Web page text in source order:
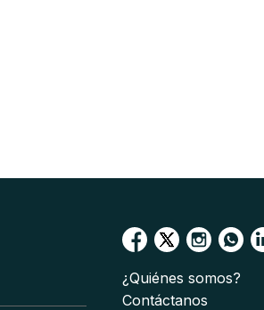
¿Quiénes somos?
Contáctanos